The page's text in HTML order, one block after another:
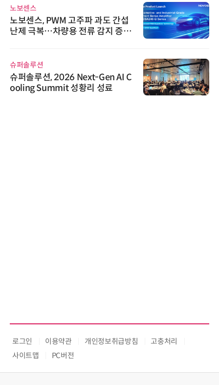
노보센스
노보센스, PWM 고주파 과도 간섭
난제 극복…차량용 전류 감지 증폭
슈퍼솔루션
슈퍼솔루션, 2026 Next-Gen AI C
ooling Summit 성황리 성료
로그인 이용약관 개인정보취급방침
고충처리
사이트맵
PC버전